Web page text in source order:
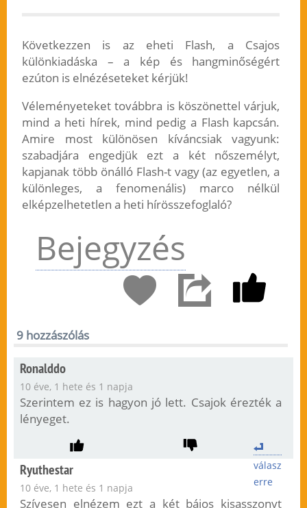
Következzen is az eheti Flash, a Csajos
különkiadáska – a kép és hangminőségért
ezúton is elnézéseteket kérjük!
Véleményeteket továbbra is köszönettel várjuk,
mind a heti hírek, mind pedig a Flash kapcsán.
Amire most különösen kíváncsiak vagyunk:
szabadjára engedjük ezt a két nőszemélyt,
kapjanak több önálló Flash-t vagy (az egyetlen, a
különleges, a fenomenális) marco nélkül
elképzelhetetlen a heti hírösszefoglaló?
Bejegyzés
9 hozzászólás
Ronalddo
10 éve, 1 hete és 1 napja
Szerintem ez is hagyon jó lett. Csajok érezték a
lényeget.
válasz
erre
Ryuthestar
10 éve, 1 hete és 1 napja
Szívesen elnézem ezt a két bájos kisasszonyt